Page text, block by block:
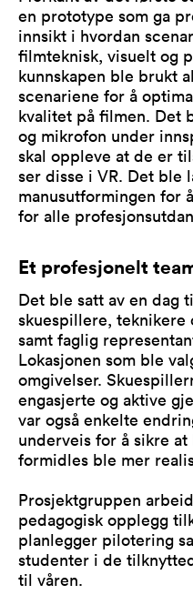
en prototype som ga
innsikt i hvordan
filmteknisk, visuelt og
kunnskapen ble brukt
scenariene for å
kvalitet på filmen. Det
og mikrofon under
skal oppleve at de er
ser disse i VR. Det ble
manusutformingen for
for alle
Et profesjonelt
Det ble satt av en dag
skuespillere, teknikere
samt faglig
Lokasjonen som ble
omgivelser.
engasjerte og aktive
var også enkelte
underveis for å sikre
formidles ble mer
Prosjektgruppen
pedagogisk opplegg
planlegger pilotering
studenter i de
til våren.